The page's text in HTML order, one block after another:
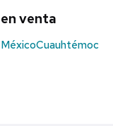
venta
Cuauhtémoc